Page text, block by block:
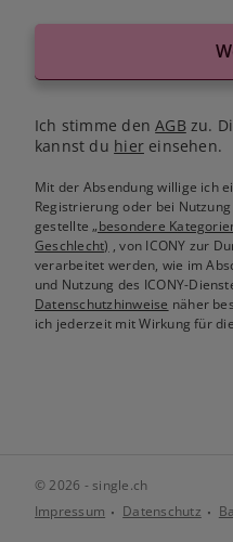
Ich stimme denAGB zu.
kannst du hiereinsehen.
Mit der Absendung willige ich
Registrierung oder bei
gestellte„besondere
Geschlecht) , von ICONY zur
verarbeitet werden, wie im
und Nutzung des ICONY-
Datenschutzhinweise näher
ich jederzeit mit Wirkung für
© 2026 - single.ch
Impressum
Datenschutz